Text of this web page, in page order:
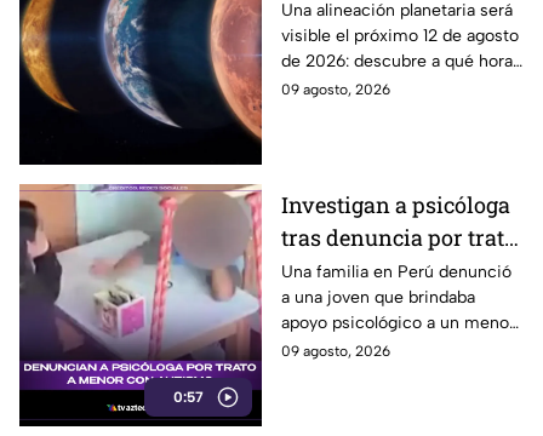
alineación planetaria
del 12 de agosto desde
Puebla
Una alineación planetaria será
visible el próximo 12 de agosto
de 2026: descubre a qué hora
mirar y como disfrutar desde
09 agosto, 2026
0:57
Investigan a psicóloga
tras denuncia por trato
a menor con autismo
Una familia en Perú denunció
a una joven que brindaba
apoyo psicológico a un menor
con autismo no verbal, tras
09 agosto, 2026